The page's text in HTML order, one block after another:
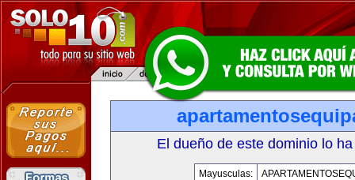
El dueño de este dominio lo
Mayusculas: